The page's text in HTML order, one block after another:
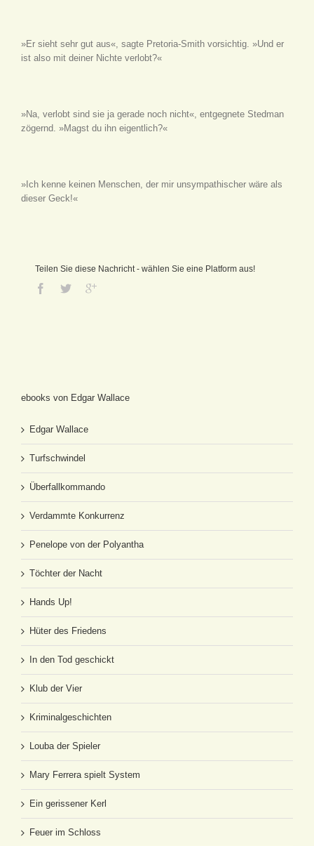
»Er sieht sehr gut aus«, sagte Pretoria-Smith vorsichtig. »Und er
ist also mit deiner Nichte verlobt?«
»Na, verlobt sind sie ja gerade noch nicht«, entgegnete Stedman
zögernd. »Magst du ihn eigentlich?«
»Ich kenne keinen Menschen, der mir unsympathischer wäre als
dieser Geck!«
Teilen Sie diese Nachricht - wählen Sie eine Platform aus!
ebooks von Edgar Wallace
Edgar Wallace
Turfschwindel
Überfallkommando
Verdammte Konkurrenz
Penelope von der Polyantha
Töchter der Nacht
Hands Up!
Hüter des Friedens
In den Tod geschickt
Klub der Vier
Kriminalgeschichten
Louba der Spieler
Mary Ferrera spielt System
Ein gerissener Kerl
Feuer im Schloss